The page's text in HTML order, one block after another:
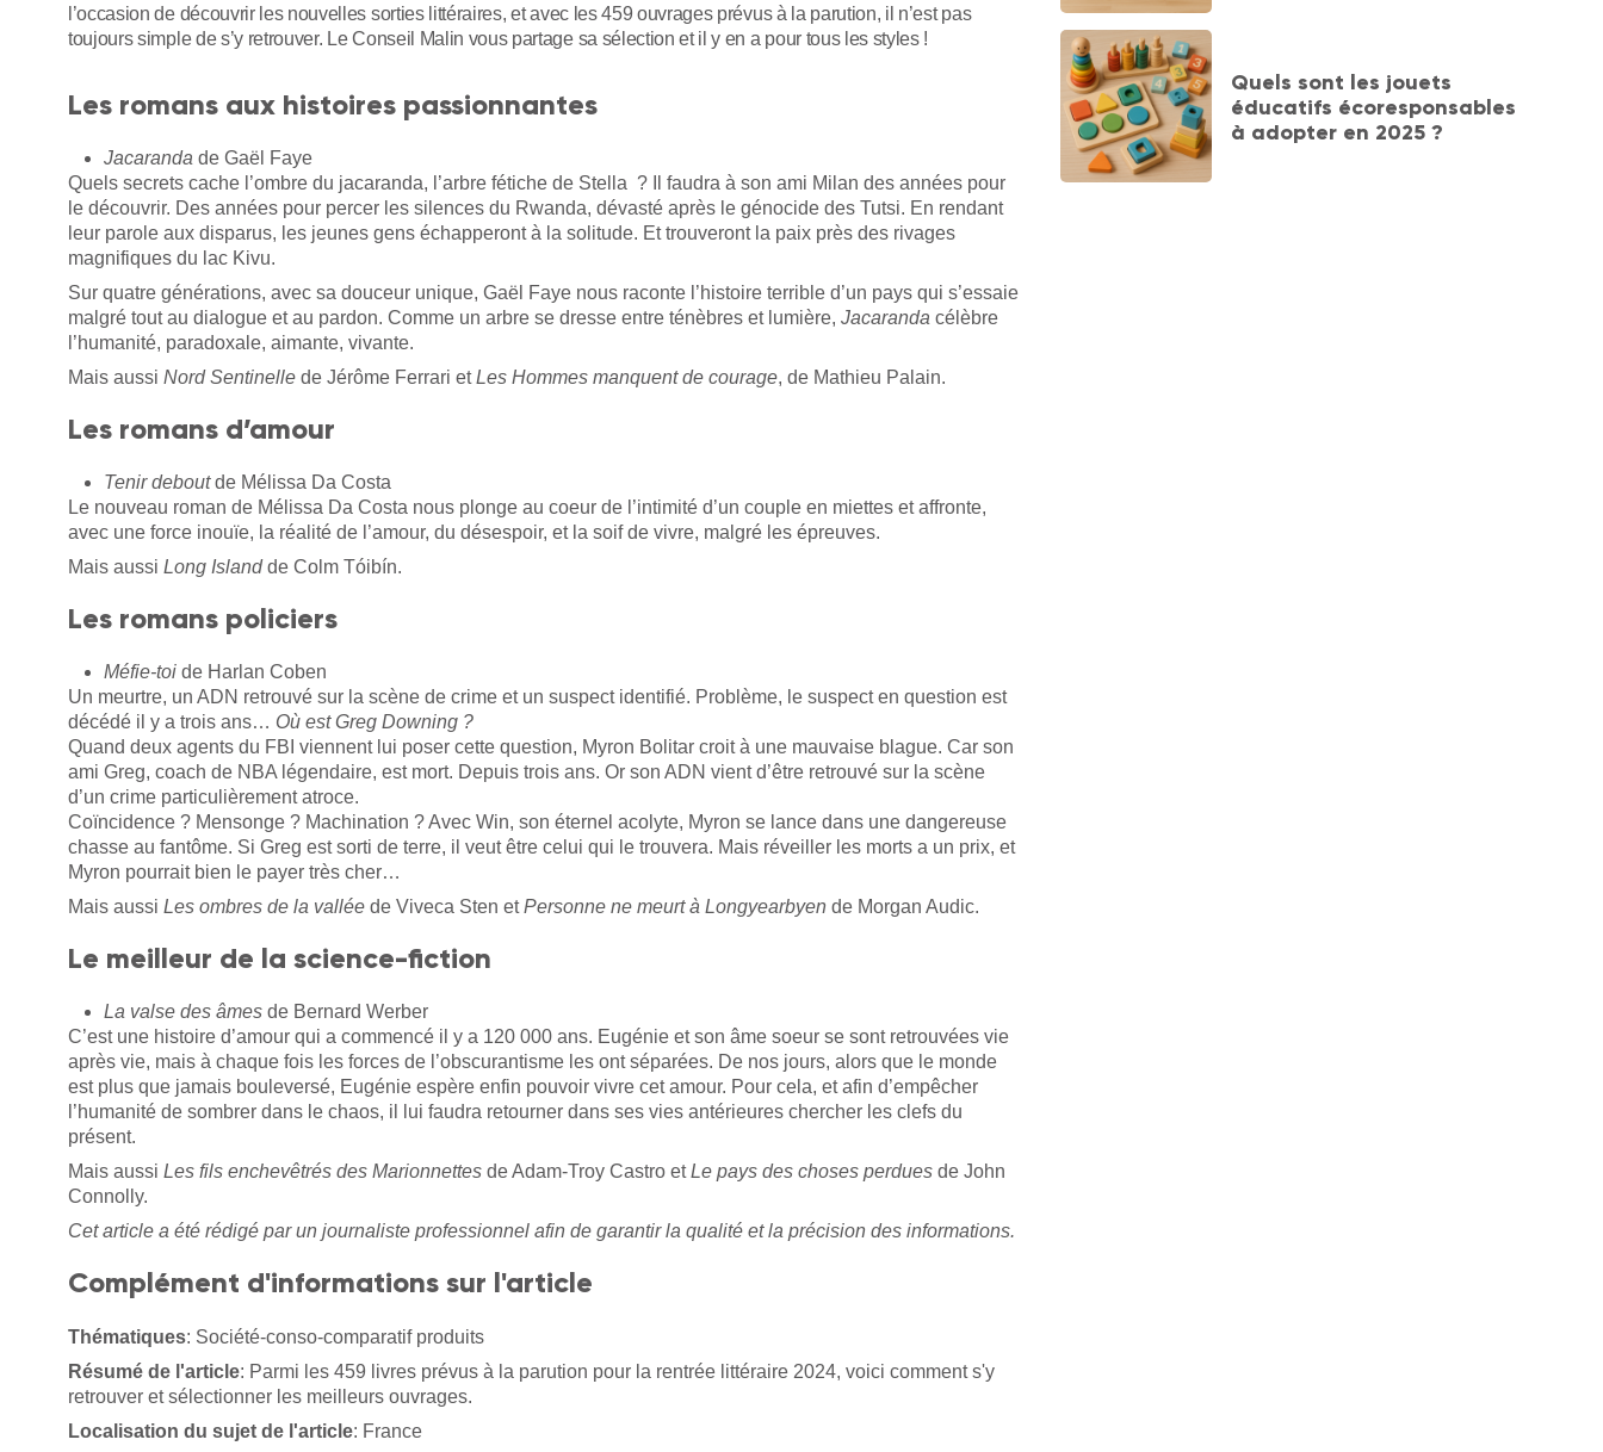
l’occasion de découvrir les nouvelles sorties littéraires, et avec les 459 ouvrages prévus à la parution, il n’est pas
toujours simple de s’y retrouver. Le Conseil Malin vous partage sa sélection et il y en a pour tous les styles !
Les romans aux histoires passionnantes
Jacaranda de Gaël Faye
Quels secrets cache l’ombre du jacaranda, l’arbre fétiche de Stella ? Il faudra à son ami Milan des années pour
le découvrir. Des années pour percer les silences du Rwanda, dévasté après le génocide des Tutsi. En rendant
leur parole aux disparus, les jeunes gens échapperont à la solitude. Et trouveront la paix près des rivages
magnifiques du lac Kivu.
Sur quatre générations, avec sa douceur unique, Gaël Faye nous raconte l’histoire terrible d’un pays qui s’essaie
malgré tout au dialogue et au pardon. Comme un arbre se dresse entre ténèbres et lumière, Jacaranda célèbre
l’humanité, paradoxale, aimante, vivante.
Mais aussi Nord Sentinelle de Jérôme Ferrari etLes Hommes manquent de courage, de Mathieu Palain.
Les romans d’amour
Tenir deboutde Mélissa Da Costa
Le nouveau roman de Mélissa Da Costa nous plonge au coeur de l’intimité d’un couple en miettes et affronte,
avec une force inouïe, la réalité de l’amour, du désespoir, et la soif de vivre, malgré les épreuves.
Mais aussi Long Islandde Colm Tóibín.
Les romans policiers
Méfie-toi de Harlan Coben
Un meurtre, un ADN retrouvé sur la scène de crime et un suspect identifié. Problème, le suspect en question est
décédé il y a trois ans… Où est Greg Downing ?
Quand deux agents du FBI viennent lui poser cette question, Myron Bolitar croit à une mauvaise blague. Car son
ami Greg, coach de NBA légendaire, est mort. Depuis trois ans. Or son ADN vient d’être retrouvé sur la scène
d’un crime particulièrement atroce.
Coïncidence ? Mensonge ? Machination ? Avec Win, son éternel acolyte, Myron se lance dans une dangereuse
chasse au fantôme. Si Greg est sorti de terre, il veut être celui qui le trouvera. Mais réveiller les morts a un prix, et
Myron pourrait bien le payer très cher…
Mais aussi Les ombres de la vallée de Viveca Sten etPersonne ne meurt à Longyearbyen de Morgan Audic.
Le meilleur de la science-fiction
La valse des âmes de Bernard Werber
C’est une histoire d’amour qui a commencé il y a 120 000 ans. Eugénie et son âme soeur se sont retrouvées vie
après vie, mais à chaque fois les forces de l’obscurantisme les ont séparées. De nos jours, alors que le monde
est plus que jamais bouleversé, Eugénie espère enfin pouvoir vivre cet amour. Pour cela, et afin d’empêcher
l’humanité de sombrer dans le chaos, il lui faudra retourner dans ses vies antérieures chercher les clefs du
présent.
Mais aussi Les fils enchevêtrés des Marionnettes de Adam-Troy Castro etLe pays des choses perdues de John
Connolly.
Cet article a été rédigé par un journaliste professionnel afin de garantir la qualité et la précision des informations.
Complément d'informations sur l'article
Thématiques: Société-conso-comparatif produits
Résumé de l'article: Parmi les 459 livres prévus à la parution pour la rentrée littéraire 2024, voici comment s'y
retrouver et sélectionner les meilleurs ouvrages.
Localisation du sujet de l'article: France
Quels sont les jouets
éducatifs écoresponsables
à adopter en 2025 ?